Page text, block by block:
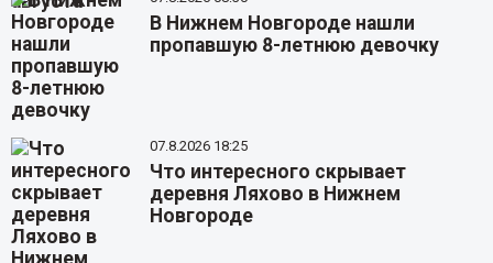
В Нижнем Новгороде нашли
пропавшую 8-летнюю девочку
07.8.2026 18:25
Что интересного скрывает
деревня Ляхово в Нижнем
Новгороде